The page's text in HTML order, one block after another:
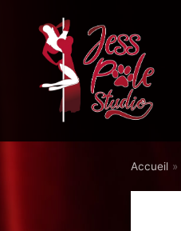
contenu
Accueil »